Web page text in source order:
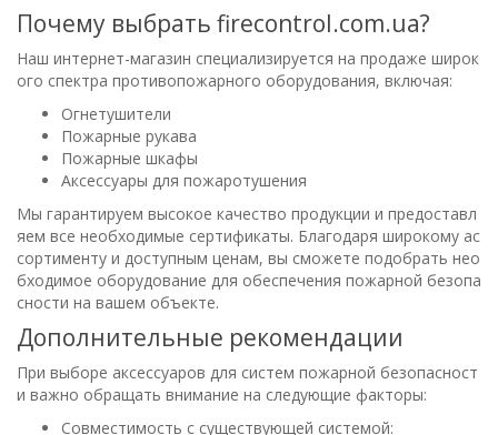
Почему выбрать firecontrol.com.ua?
Наш интернет-магазин специализируется на продаже широк
ого спектра противопожарного оборудования, включая:
Огнетушители
Пожарные рукава
Пожарные шкафы
Аксессуары для пожаротушения
Мы гарантируем высокое качество продукции и предоставл
яем все необходимые сертификаты. Благодаря широкому ас
сортименту и доступным ценам, вы сможете подобрать нео
бходимое оборудование для обеспечения пожарной безопа
сности на вашем объекте.
Дополнительные рекомендации
При выборе аксессуаров для систем пожарной безопасност
и важно обращать внимание на следующие факторы:
Совместимость с существующей системой: